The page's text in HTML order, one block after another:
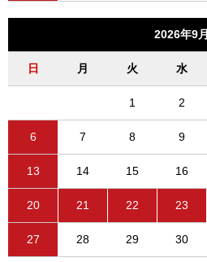
2026年9月
日 月 火 水
1 2
6 7 8 9
13 14 15 16
20 21 22 23
27 28 29 30